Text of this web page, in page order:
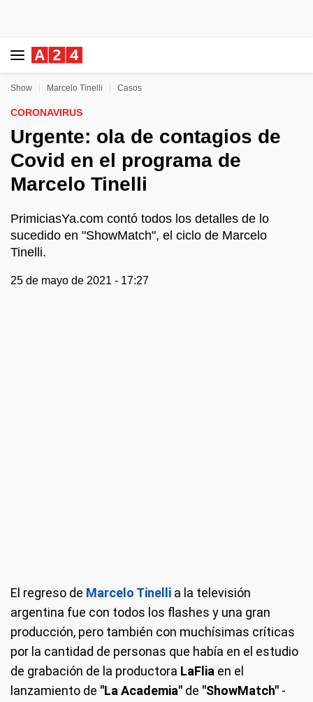
Show Marcelo Tinelli Casos
CORONAVIRUS
Urgente: ola de contagios de
Covid en el programa de
Marcelo Tinelli
PrimiciasYa.com contó todos los detalles de lo
sucedido en "ShowMatch", el ciclo de Marcelo
Tinelli.
25 de mayo de 2021 - 17:27
El regreso de Marcelo Tinelli a la televisión
argentina fue con todos los flashes y una gran
producción, pero también con muchísimas críticas
por la cantidad de personas que había en el estudio
de grabación de la productora LaFlia en el
lanzamiento de "La Academia" de "ShowMatch" -